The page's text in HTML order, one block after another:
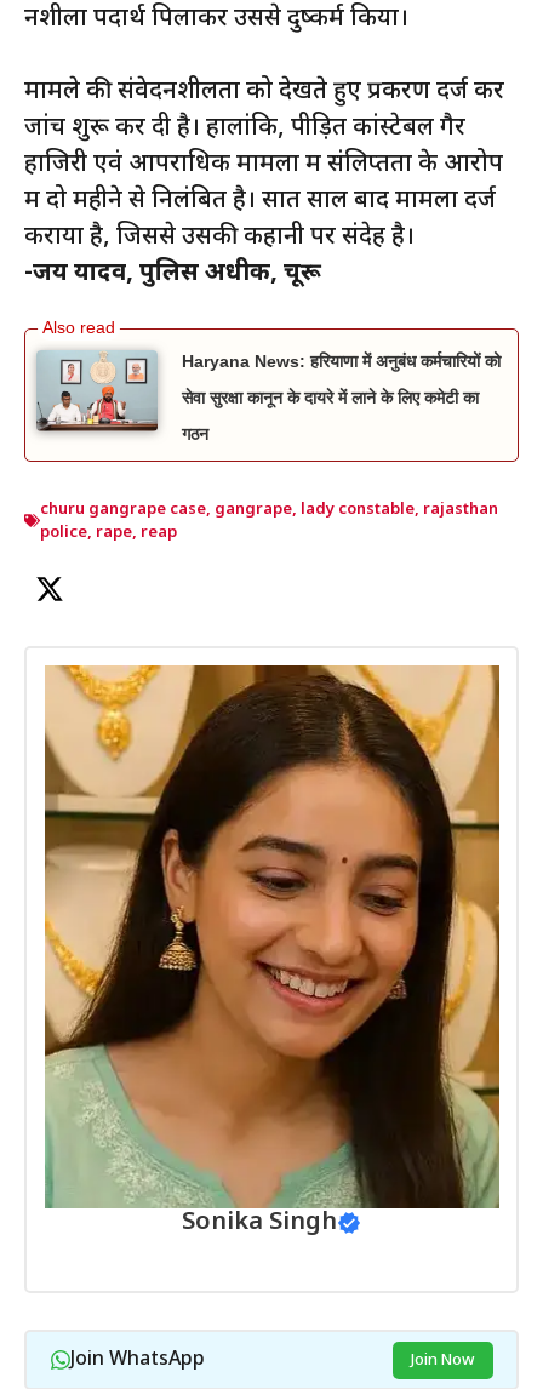
नशीला पदार्थ पिलाकर उससे दुष्कर्म किया।
मामले की संवेदनशीलता को देखते हुए प्रकरण दर्ज कर
जांच शुरू कर दी है। हालांकि, पीड़ित कांस्टेबल गैर
हाजिरी एवं आपराधिक मामलों में संलिप्तता के आरोप
में दो महीने से निलंबित है। सात साल बाद मामला दर्ज
कराया है, जिससे उसकी कहानी पर संदेह है।
-जय यादव, पुलिस अधीक्षक, चूरू
Haryana News: हरियाणा में अनुबंध कर्मचारियों को
सेवा सुरक्षा कानून के दायरे में लाने के लिए कमेटी का
गठन
churu gangrape case, gangrape, lady constable, rajasthan
police, rape, reap
Sonika Singh
Join WhatsApp Join Now